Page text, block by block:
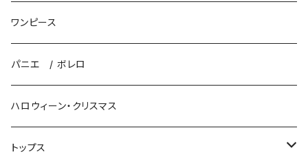
プリンセスドレス
パニエ / ボレロ
ワンピース
パニエ / ボレロ
ハロウィーン・クリスマス
トップス